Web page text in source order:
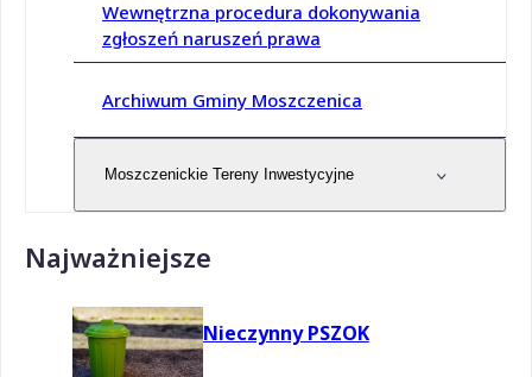
Wewnętrzna procedura dokonywania
zgłoszeń naruszeń prawa
Archiwum Gminy Moszczenica
Moszczenickie Tereny Inwestycyjne
Najważniejsze
Nieczynny PSZOK